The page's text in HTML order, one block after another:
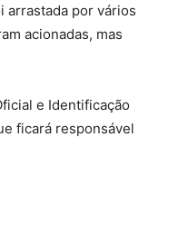
arrastada por vários
acionadas, mas
e Identificação
ficará responsável